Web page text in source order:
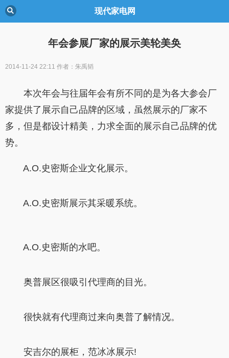
现代家电网
年会参展厂家的展示美轮美奂
2014-11-24 22:11 作者：朱禹韬
本次年会与往届年会有所不同的是为各大参会厂
家提供了展示自己品牌的区域，虽然展示的厂家不
多，但是都设计精美，力求全面的展示自己品牌的优
势。
A.O.史密斯企业文化展示。
A.O.史密斯展示其采暖系统。
A.O.史密斯的水吧。
奥普展区很吸引代理商的目光。
很快就有代理商过来向奥普了解情况。
安吉尔的展柜，范冰冰展示!